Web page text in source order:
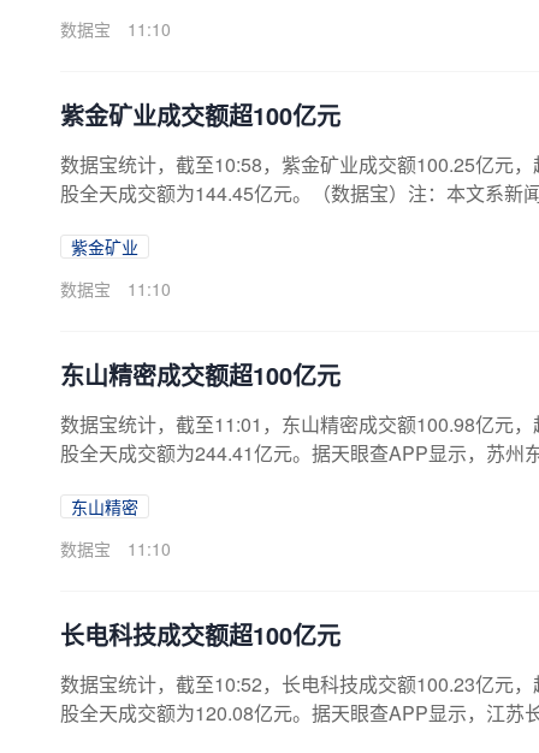
数据宝
11:10
紫金矿业成交额超100亿元
数据宝统计，截至10:58，紫金矿业成交额100.25亿元
股全天成交额为144.45亿元。（数据宝）注：本文系
紫金矿业
数据宝
11:10
东山精密成交额超100亿元
数据宝统计，截至11:01，东山精密成交额100.98亿元
股全天成交额为244.41亿元。据天眼查APP显示，苏
东山精密
数据宝
11:10
长电科技成交额超100亿元
数据宝统计，截至10:52，长电科技成交额100.23亿元
股全天成交额为120.08亿元。据天眼查APP显示，江